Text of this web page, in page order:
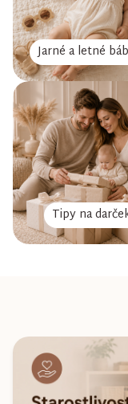
Jarné a letné
Tipy na